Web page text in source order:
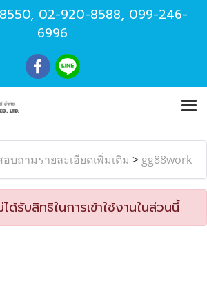
, 02-920-8588, 099-246-
6996
อบถามรายละเอียดเพิ่มเติม > gg88work
รับสิทธิในการเข้าใช้งานในส่วนนี้